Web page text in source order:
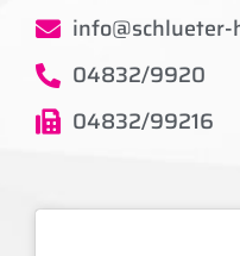
04832/9920
04832/99216